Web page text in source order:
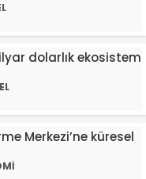
dolarlık ekosistem
Merkezi’ne küresel